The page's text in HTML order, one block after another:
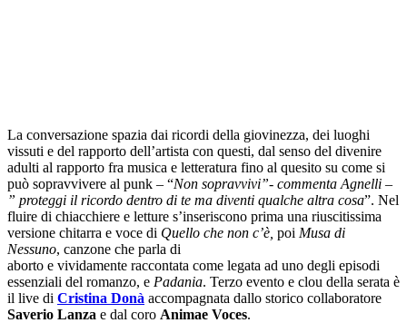
La conversazione spazia dai ricordi della giovinezza, dei luoghi
vissuti e del rapporto dell’artista con questi, dal senso del divenire
adulti al rapporto fra musica e letteratura fino al quesito su come si
può sopravvivere al punk – “Non sopravvivi”- commenta Agnelli –
” proteggi il ricordo dentro di te ma diventi qualche altra cosa”. Nel
fluire di chiacchiere e letture s’inseriscono prima una riuscitissima
versione chitarra e voce di Quello che non c’è, poi Musa di
Nessuno, canzone che parla di
aborto e vividamente raccontata come legata ad uno degli episodi
essenziali del romanzo, e Padania. Terzo evento e clou della serata è
il live di Cristina Donà accompagnata dallo storico collaboratore
Saverio Lanza e dal coro Animae Voces.